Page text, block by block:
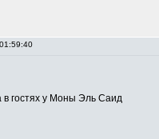
гостях у Моны Эль Саид